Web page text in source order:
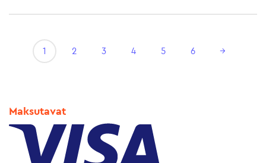
1 2 3 4 5 6 →
Maksutavat